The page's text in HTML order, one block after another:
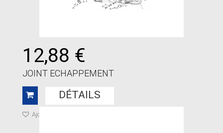
12,88 €
JOINT ECHAPPEMENT
DÉTAILS
Ajouter à ma liste de cadeaux